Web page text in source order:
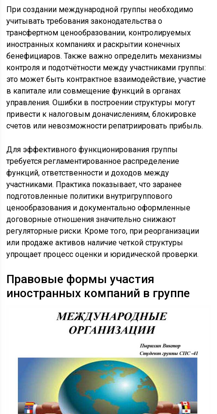
При создании международной группы необходимо
учитывать требования законодательства о
трансфертном ценообразовании, контролируемых
иностранных компаниях и раскрытии конечных
бенефициаров. Также важно определить механизмы
контроля и подотчётности между участниками группы:
это может быть контрактное взаимодействие, участие
в капитале или совмещение функций в органах
управления. Ошибки в построении структуры могут
привести к налоговым доначислениям, блокировке
счетов или невозможности репатриировать прибыль.
Для эффективного функционирования группы
требуется регламентированное распределение
функций, ответственности и доходов между
участниками. Практика показывает, что заранее
подготовленные политики внутригруппового
ценообразования и документально оформленные
договорные отношения значительно снижают
регуляторные риски. Кроме того, при реорганизации
или продаже активов наличие четкой структуры
упрощает процесс оценки и юридической проверки.
Правовые формы участия
иностранных компаний в группе